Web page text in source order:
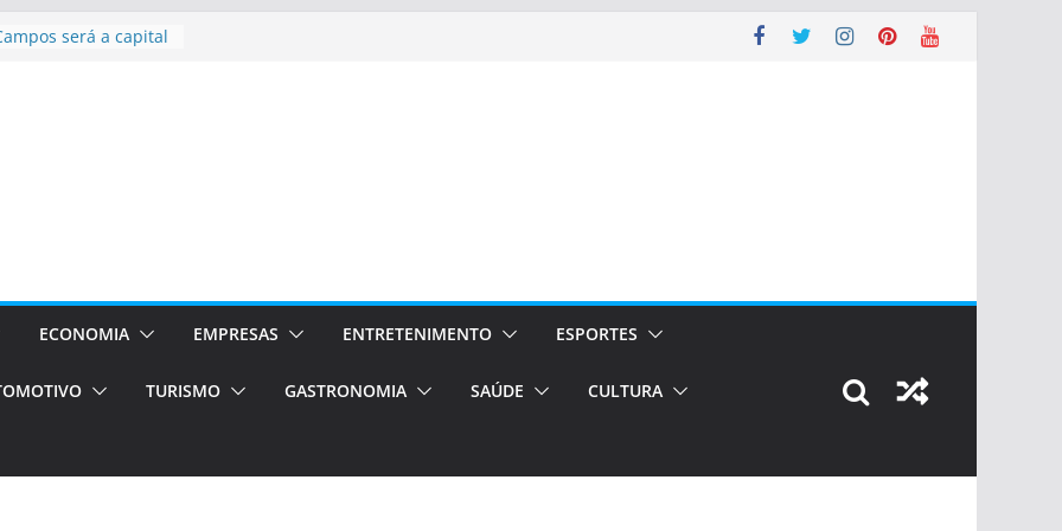
bolsas –
únicas e
de volta!
Estão
Orientados
em Porto
de alto padrão
ECONOMIA EMPRESAS ENTRETENIMENTO ESPORTES
TURISMO GASTRONOMIA SAÚDE CULTURA